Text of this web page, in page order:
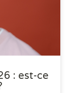
: est-ce